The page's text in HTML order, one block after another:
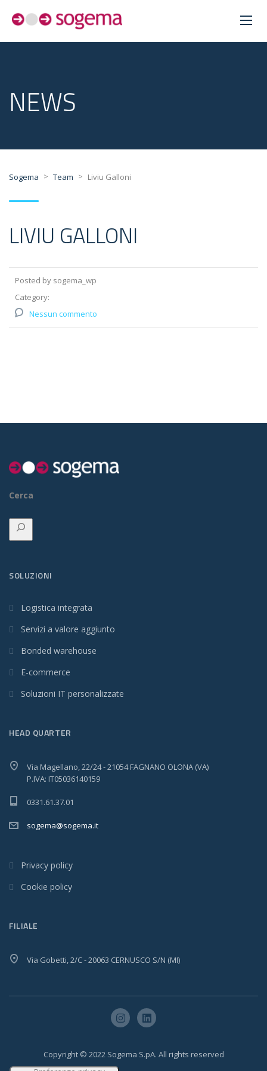
NEWS
Sogema > Team > Liviu Galloni
LIVIU GALLONI
Posted by sogema_wp
Category:
Nessun commento
Cerca
SOLUZIONI
Logistica integrata
Servizi a valore aggiunto
Bonded warehouse
E-commerce
Soluzioni IT personalizzate
HEAD QUARTER
Via Magellano, 22/24 - 21054 FAGNANO OLONA (VA)
P.IVA: IT05036140159
0331.61.37.01
sogema@sogema.it
Privacy policy
Cookie policy
FILIALE
Via Gobetti, 2/C - 20063 CERNUSCO S/N (MI)
Copyright © 2022 Sogema S.pA. All rights reserved